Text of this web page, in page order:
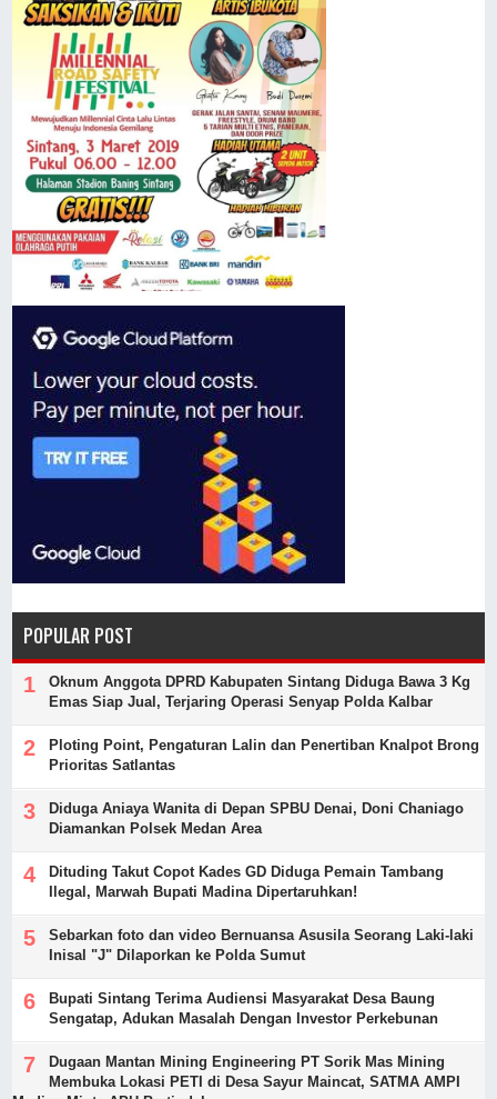
POPULAR POST
Oknum Anggota DPRD Kabupaten Sintang Diduga Bawa 3 Kg
Emas Siap Jual, Terjaring Operasi Senyap Polda Kalbar
Ploting Point, Pengaturan Lalin dan Penertiban Knalpot Brong
Prioritas Satlantas
Diduga Aniaya Wanita di Depan SPBU Denai, Doni Chaniago
Diamankan Polsek Medan Area
Dituding Takut Copot Kades GD Diduga Pemain Tambang
Ilegal, Marwah Bupati Madina Dipertaruhkan!
Sebarkan foto dan video Bernuansa Asusila Seorang Laki-laki
Inisal "J" Dilaporkan ke Polda Sumut
Bupati Sintang Terima Audiensi Masyarakat Desa Baung
Sengatap, Adukan Masalah Dengan Investor Perkebunan
Dugaan Mantan Mining Engineering PT Sorik Mas Mining
Membuka Lokasi PETI di Desa Sayur Maincat, SATMA AMPI